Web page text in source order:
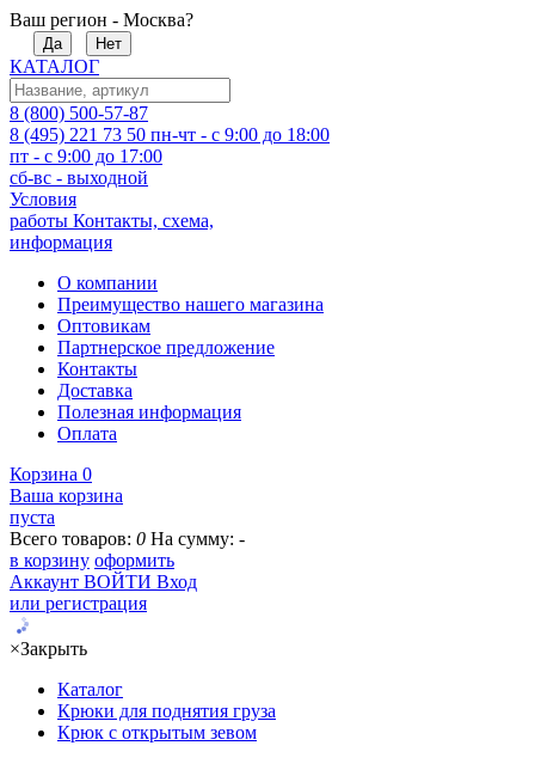
Ваш регион - Москва?
Да Нет
КАТАЛОГ
8 (800) 500-57-87
8 (495) 221 73 50 пн-чт - с 9:00 до 18:00
пт - с 9:00 до 17:00
сб-вс - выходной
Условия
работы Контакты, схема,
информация
О компании
Преимущество нашего магазина
Оптовикам
Партнерское предложение
Контакты
Доставка
Полезная информация
Оплата
Корзина 0
Ваша корзина
пуста
Всего товаров: 0 На сумму: -
в корзину оформить
Аккаунт ВОЙТИ Вход
или регистрация
×Закрыть
Каталог
Крюки для поднятия груза
Крюк с открытым зевом